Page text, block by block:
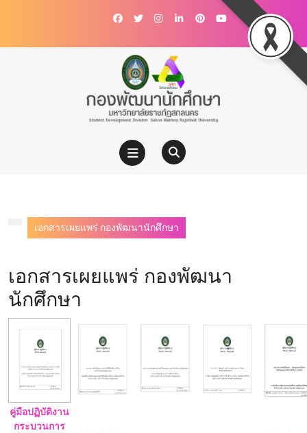
เอกสารเผยแพร่ กองพัฒนานักศึกษา
เอกสารเผยแพร่ กองพัฒนา
นักศึกษา
คู่มือปฏิบัติงาน
กระบวนการ